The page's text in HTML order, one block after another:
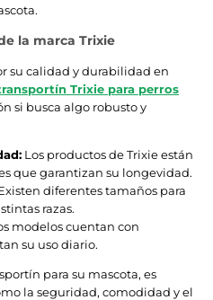
la marca Trixie
su calidad y durabilidad en
Trixie para perros
si busca algo robusto y
Los productos de Trixie están
que garantizan su longevidad.
diferentes tamaños para
razas.
modelos cuentan con
su uso diario.
para su mascota, es
la seguridad, comodidad y el